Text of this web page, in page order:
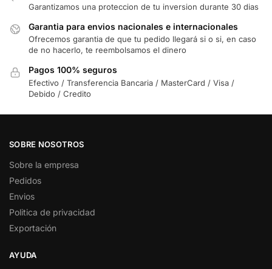
Garantizamos una proteccion de tu inversion durante 30 dias
Garantia para envios nacionales e internacionales
Ofrecemos garantia de que tu pedido llegará si o si, en caso
de no hacerlo, te reembolsamos el dinero
Pagos 100% seguros
Efectivo / Transferencia Bancaria / MasterCard / Visa /
Debido / Credito
SOBRE NOSOTROS
Sobre la empresa
Pedidos
Envios
Politica de privacidad
Exportación
AYUDA